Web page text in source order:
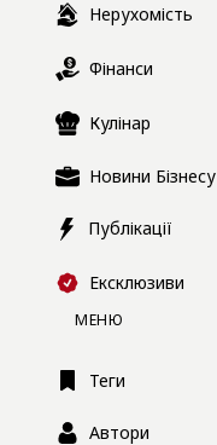
Нерухомість
Фінанси
Кулінар
Новини Бізнесу
Публікації
Ексклюзиви
МЕНЮ
Теги
Автори